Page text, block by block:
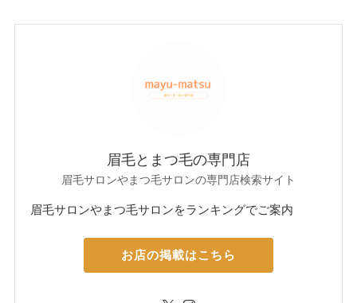
眉毛とまつ毛の専門店
眉毛サロンやまつ毛サロンの専門店検索サイト
眉毛サロンやまつ毛サロンをランキングでご案内
お店の掲載はこちら